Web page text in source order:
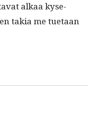
alkaa kyse­
takia me tue­taan